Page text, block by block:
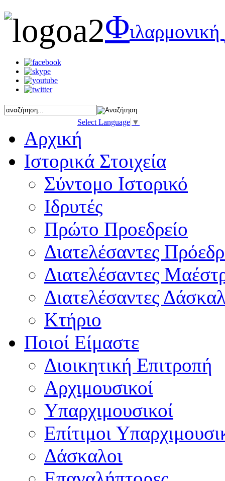
Φιλαρμονική
Select Language ▼
Αρχική
Ιστορικά Στοιχεία
Σύντομο Ιστορικό
Ιδρυτές
Πρώτο Προεδρείο
Διατελέσαντες
Διατελέσαντες
Διατελέσαντες
Κτήριο
Ποιοί Είμαστε
Διοικητική Επιτροπή
Aρχιμουσικοί
Υπαρχιμουσικοί
Επίτιμοι
Δάσκαλοι